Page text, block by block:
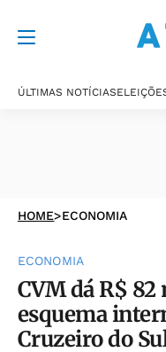
ÚLTIMAS NOTÍCIAS
HOME>ECONOMIA
ECONOMIA
CVM dá R$
esquema
Cruzeiro do